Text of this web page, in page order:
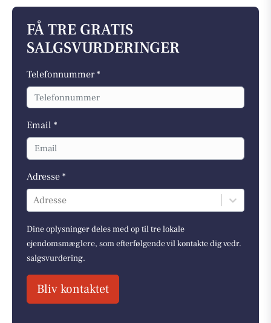
FÅ TRE GRATIS
SALGSVURDERINGER
Telefonnummer *
Email *
Adresse *
Adresse
Dine oplysninger deles med op til tre lokale
ejendomsmæglere, som efterfølgende vil kontakte dig vedr.
salgsvurdering.
Bliv kontaktet